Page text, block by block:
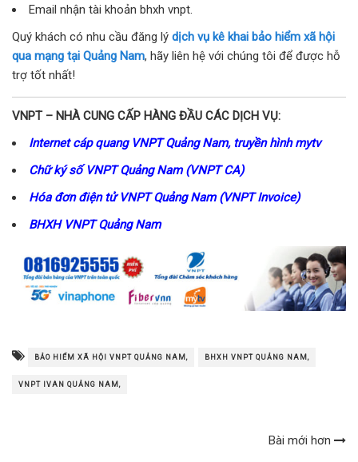
Email nhận tài khoản bhxh vnpt.
Quý khách có nhu cầu đăng lý dịch vụ kê khai bảo hiểm xã hội
qua mạng tại Quảng Nam, hãy liên hệ với chúng tôi để được hỗ
trợ tốt nhất!
VNPT – NHÀ CUNG CẤP HÀNG ĐẦU CÁC DỊCH VỤ:
Internet cáp quang VNPT Quảng Nam, truyền hình mytv
Chữ ký số VNPT Quảng Nam (VNPT CA)
Hóa đơn điện tử VNPT Quảng Nam (VNPT Invoice)
BHXH VNPT Quảng Nam
BẢO HIỂM XÃ HỘI VNPT QUẢNG NAM, BHXH VNPT QUẢNG NAM,
VNPT IVAN QUẢNG NAM,
Bài mới hơn